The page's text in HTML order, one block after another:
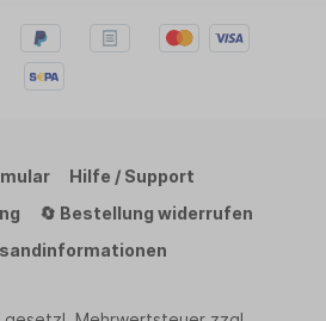
Hilfe / Support
🔄 Bestellung widerrufen